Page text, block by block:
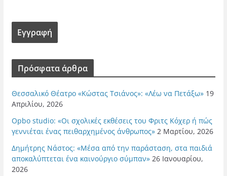
Πρόσφατα άρθρα
Θεσσαλικό Θέατρο «Κώστας Τσιάνος»: «Λέω να Πετάξω» 19
Απριλίου, 2026
Opbo studio: «Οι σχολικές εκθέσεις του Φριτς Κόχερ ή πώς
γεννιέται ένας πειθαρχημένος άνθρωπος» 2 Μαρτίου, 2026
Δημήτρης Νάστος: «Μέσα από την παράσταση, στα παιδιά
αποκαλύπτεται ένα καινούργιο σύμπαν» 26 Ιανουαρίου,
2026